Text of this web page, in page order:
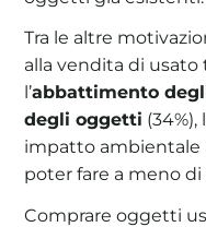
Tra le altre
alla vendita di
l’abbattimento
degli oggetti
impatto ambientale
poter fare a meno di
Comprare oggetti